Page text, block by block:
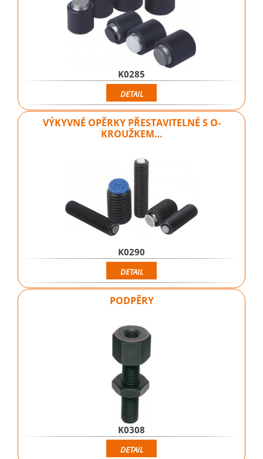
K0285
DETAIL
VÝKYVNÉ OPĚRKY PŘESTAVITELNÉ S O-
KROUŽKEM…
K0290
DETAIL
PODPĚRY
K0308
DETAIL